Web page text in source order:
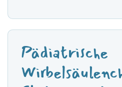
Pädiatrische